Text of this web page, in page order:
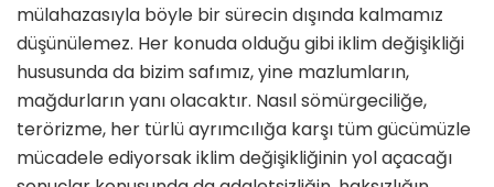
mülahazasıyla böyle bir sürecin dışında kalmamız
düşünülemez. Her konuda olduğu gibi iklim değişikliği
hususunda da bizim safımız, yine mazlumların,
mağdurların yanı olacaktır. Nasıl sömürgeciliğe,
terörizme, her türlü ayrımcılığa karşı tüm gücümüzle
mücadele ediyorsak iklim değişikliğinin yol açacağı